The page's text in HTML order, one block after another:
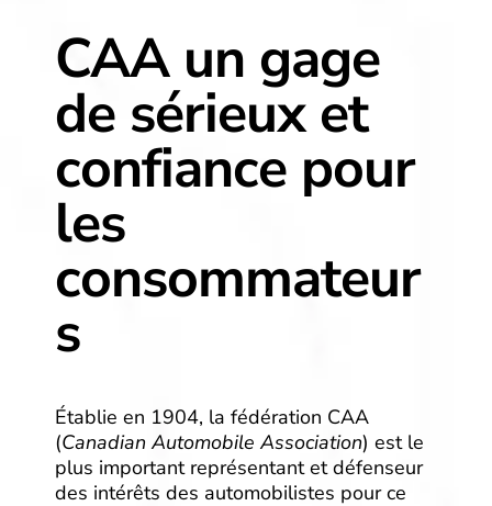
CAA un gage
de sérieux et
confiance pour
les
consommateur
s
Établie en 1904, la fédération CAA
(Canadian Automobile Association) est le
plus important représentant et défenseur
des intérêts des automobilistes pour ce